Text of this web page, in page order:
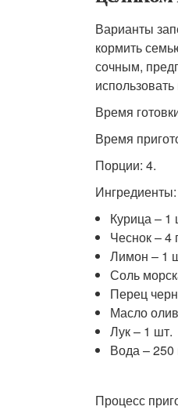
Варианты
кормить
сочным,
Время
Время
Порции: 4.
Ингредиенты:
Курица – 1
Чеснок – 4
Лимон – 1
Соль
Перец
Масло
Лук – 1 шт.
Вода – 250
Процесс